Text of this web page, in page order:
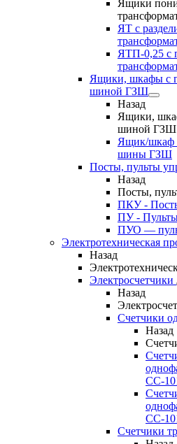
Ящики
ЯТ с
ЯТП-0,25 с
Ящики, шкафы с
шиной ГЗШ
Назад
Ящики,
шиной ГЗШ
Ящик/шкаф
шины ГЗШ
Посты, пульты
Назад
Посты,
ПКУ -
ПУ -
ПУО —
Электротехническая
Назад
Электросчетчики
Назад
Счетчики
Назад
СС-
СС-
Счетчики